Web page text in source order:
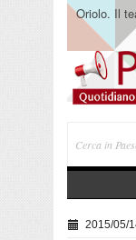
Oriolo. Il
2015/05/